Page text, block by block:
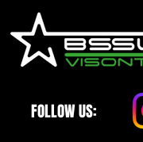
FOLLOW US: